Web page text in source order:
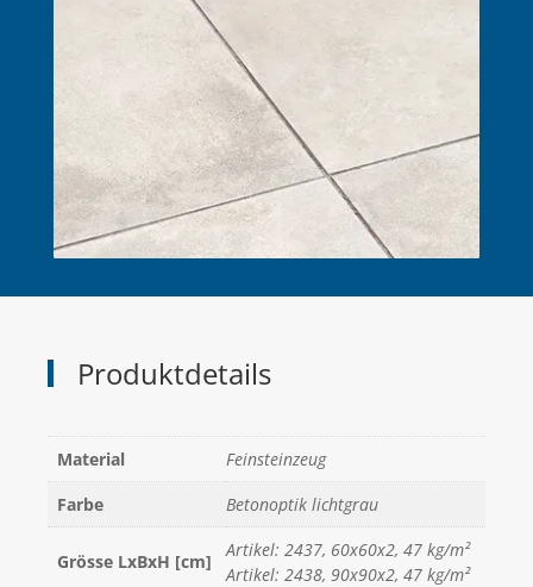
Produktdetails
Material
Feinsteinzeug
Farbe
Betonoptik lichtgrau
Grösse LxBxH [cm]
Artikel: 2437, 60x60x2, 47 kg/m²
Artikel: 2438, 90x90x2, 47 kg/m²